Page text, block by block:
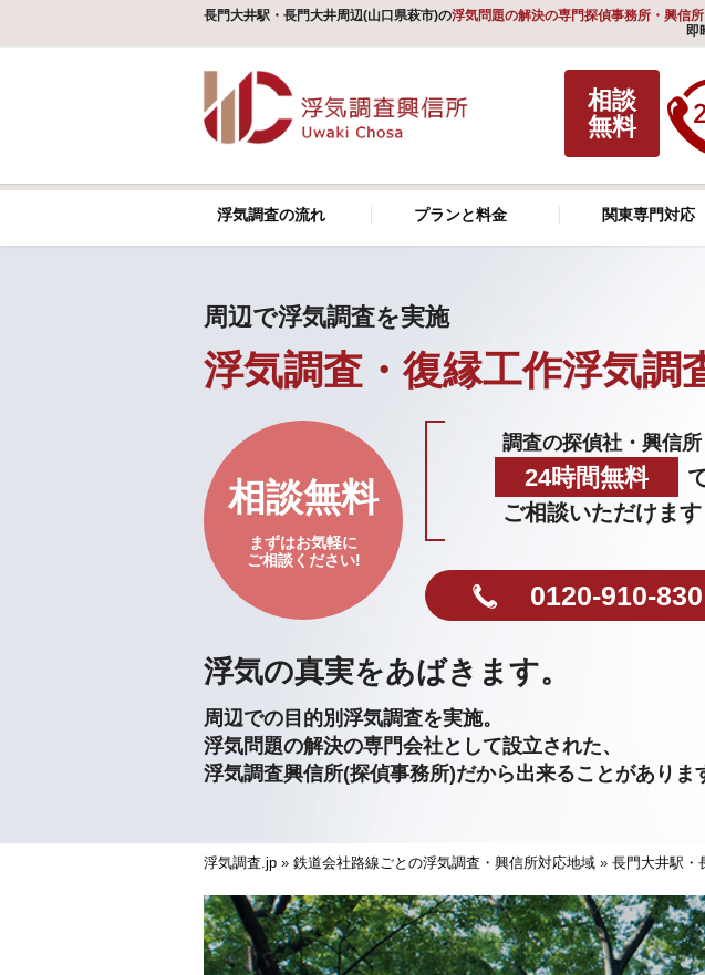
長門大井駅・長門大井周辺(山口県萩市)の浮気問題の解決の専門探偵事務所・興信所
即
相談
無料
浮気調査の流れ プランと料金 関東専門対応
周辺で浮気調査を実施
浮気調査・復縁工作浮気調
相談無料
まずはお気軽に
ご相談ください!
調査の探偵社・興信所
24時間無料
ご相談いただけます
0120-910-830
浮気の真実をあばきます。
周辺での目的別浮気調査を実施。
浮気問題の解決の専門会社として設立された、
浮気調査興信所(探偵事務所)だから出来ることがありま
浮気調査.jp » 鉄道会社路線ごとの浮気調査・興信所対応地域 » 長門大井駅・